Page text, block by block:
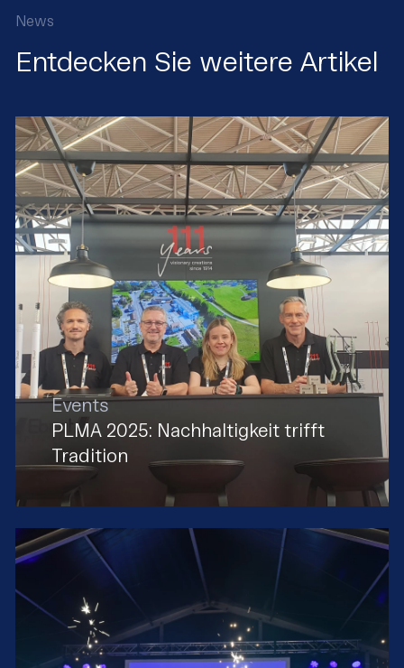
News
Entdecken Sie weitere Artikel
Events
PLMA 2025: Nachhaltigkeit trifft
Tradition